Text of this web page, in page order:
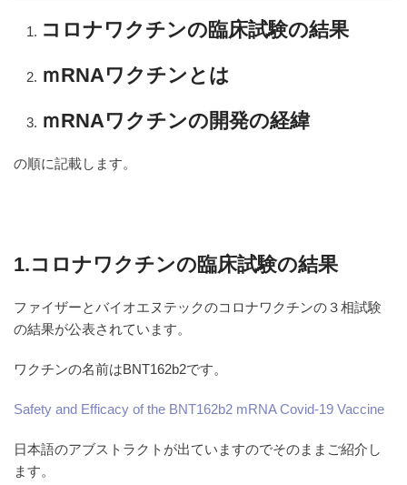
コロナワクチンの臨床試験の結果
ｍRNAワクチンとは
ｍRNAワクチンの開発の経緯
の順に記載します。
1.コロナワクチンの臨床試験の結果
ファイザーとバイオエヌテックのコロナワクチンの３相試験
の結果が公表されています。
ワクチンの名前はBNT162b2です。
Safety and Efficacy of the BNT162b2 mRNA Covid-19 Vaccine
日本語のアブストラクトが出ていますのでそのままご紹介し
ます。